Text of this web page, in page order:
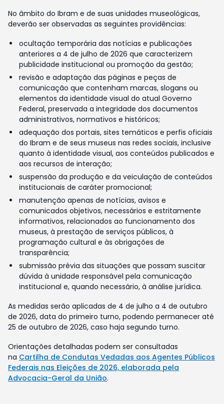
No âmbito do Ibram e de suas unidades museológicas,
deverão ser observadas as seguintes providências:
ocultação temporária das notícias e publicações
anteriores a 4 de julho de 2026 que caracterizem
publicidade institucional ou promoção da gestão;
revisão e adaptação das páginas e peças de
comunicação que contenham marcas, slogans ou
elementos da identidade visual do atual Governo
Federal, preservada a integridade dos documentos
administrativos, normativos e históricos;
adequação dos portais, sites temáticos e perfis oficiais
do Ibram e de seus museus nas redes sociais, inclusive
quanto à identidade visual, aos conteúdos publicados e
aos recursos de interação;
suspensão da produção e da veiculação de conteúdos
institucionais de caráter promocional;
manutenção apenas de notícias, avisos e
comunicados objetivos, necessários e estritamente
informativos, relacionados ao funcionamento dos
museus, à prestação de serviços públicos, à
programação cultural e às obrigações de
transparência;
submissão prévia das situações que possam suscitar
dúvida à unidade responsável pela comunicação
institucional e, quando necessário, à análise jurídica.
As medidas serão aplicadas de 4 de julho a 4 de outubro
de 2026, data do primeiro turno, podendo permanecer até
25 de outubro de 2026, caso haja segundo turno.
Orientações detalhadas podem ser consultadas
na Cartilha de Condutas Vedadas aos Agentes Públicos
Federais nas Eleições de 2026, elaborada pela
Advocacia-Geral da União.